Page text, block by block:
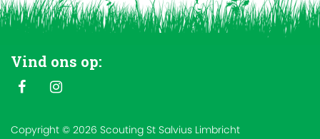
Vind ons op:
Copyright © 2026 Scouting St Salvius Limbricht